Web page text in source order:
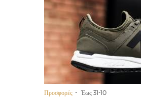
Προσφορές Έως 31-10